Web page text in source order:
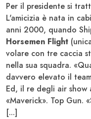
Per il presidente si
L'amicizia è nata in
anni 2000, quando
Horsemen Flight
volare con tre caccia
nella sua squadra.
davvero elevato il
Ed, il re degli air show
«Maverick». Top Gun.
[...]